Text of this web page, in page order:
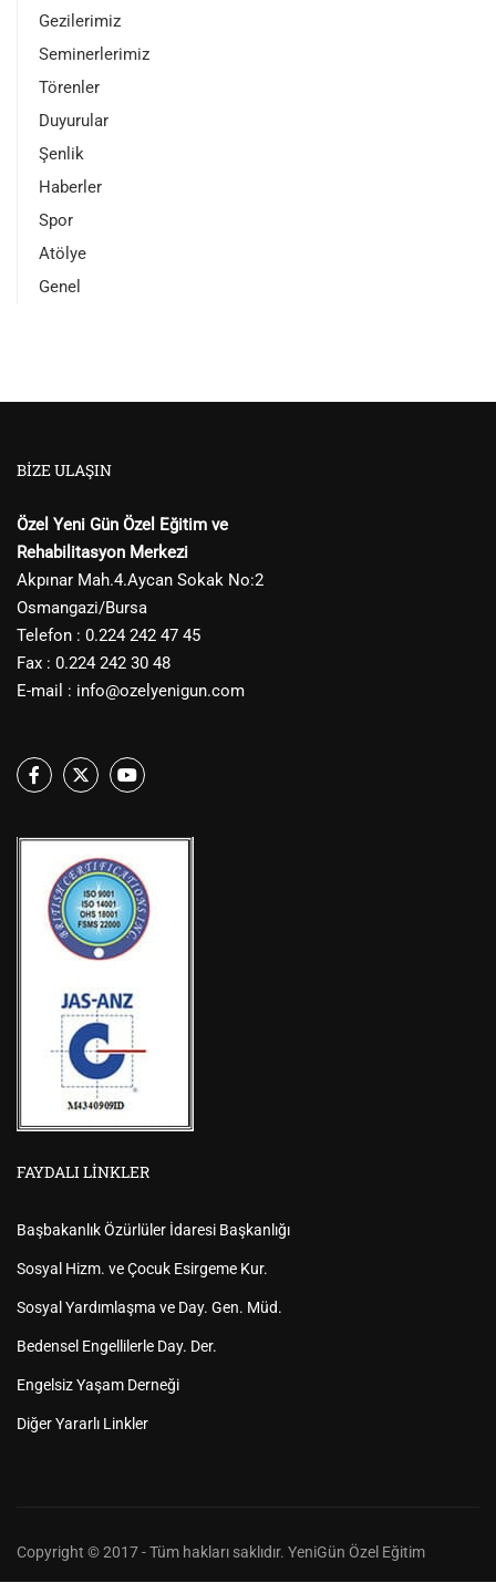
Gezilerimiz
Seminerlerimiz
Törenler
Duyurular
Şenlik
Haberler
Spor
Atölye
Genel
BIZE ULAŞIN
Özel Yeni Gün Özel Eğitim ve
Rehabilitasyon Merkezi
Akpınar Mah.4.Aycan Sokak No:2
Osmangazi/Bursa
Telefon : 0.224 242 47 45
Fax : 0.224 242 30 48
E-mail : info@ozelyenigun.com
FAYDALI LINKLER
Başbakanlık Özürlüler İdaresi Başkanlığı
Sosyal Hizm. ve Çocuk Esirgeme Kur.
Sosyal Yardımlaşma ve Day. Gen. Müd.
Bedensel Engellilerle Day. Der.
Engelsiz Yaşam Derneği
Diğer Yararlı Linkler
Copyright © 2017 - Tüm hakları saklıdır. YeniGün Özel Eğitim